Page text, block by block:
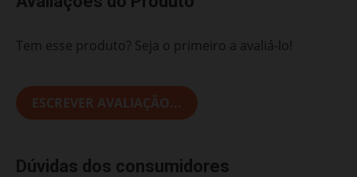
Tem esse produto? Seja o primeiro a avaliá-lo!
ESCREVER AVALIAÇÃO...
Dúvidas dos consumidores